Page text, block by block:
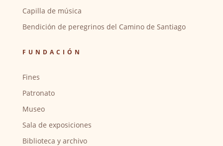
Capilla de música
Bendición de peregrinos del Camino de Santiago
FUNDACIÓN
Fines
Patronato
Museo
Sala de exposiciones
Biblioteca y archivo